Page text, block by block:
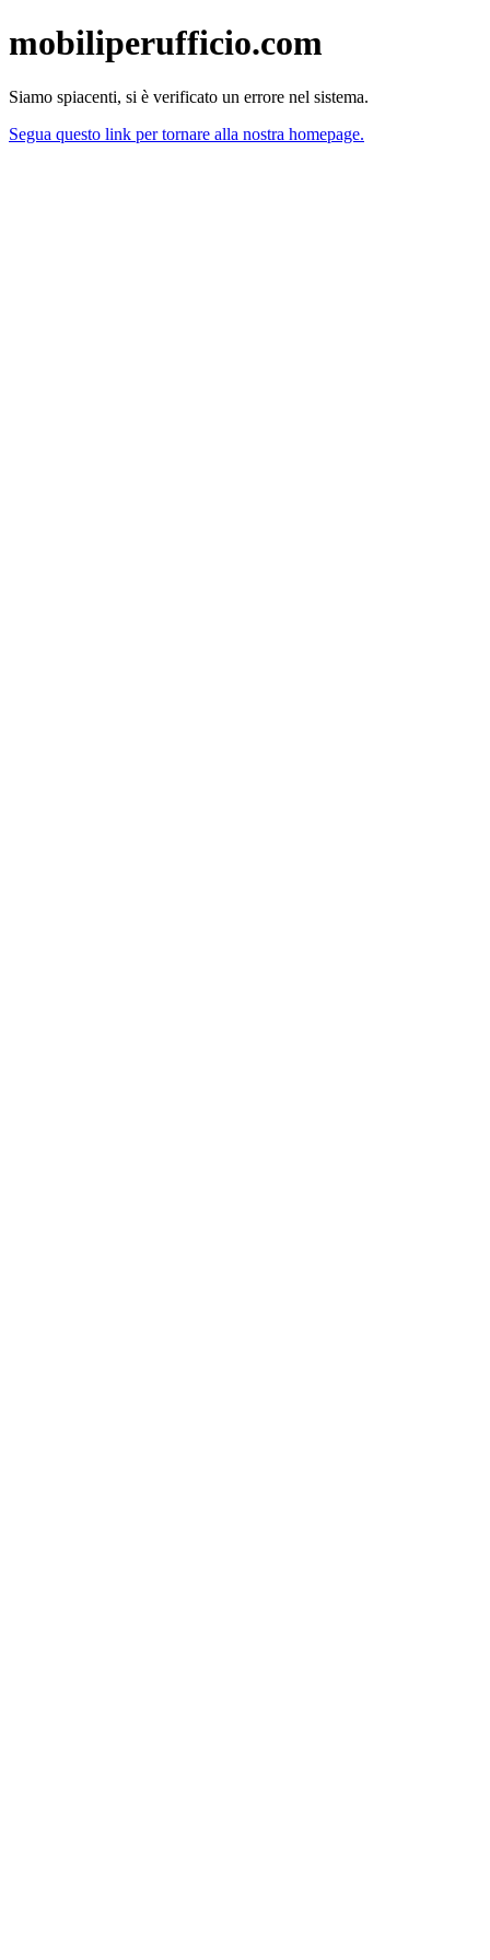
mobiliperufficio.com
Siamo spiacenti, si è verificato un errore nel sistema.
Segua questo link per tornare alla nostra homepage.